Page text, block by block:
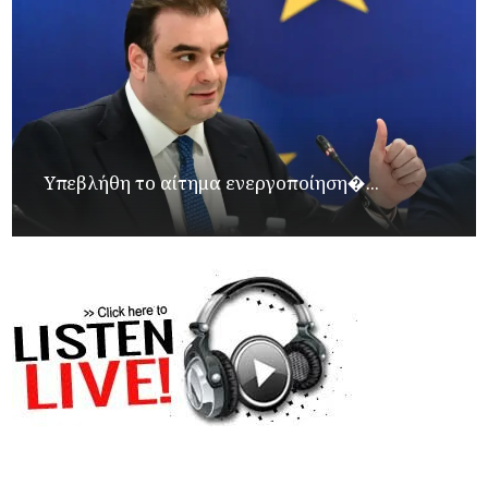
Υπεβλήθη το αίτημα ενεργοποίηση�...